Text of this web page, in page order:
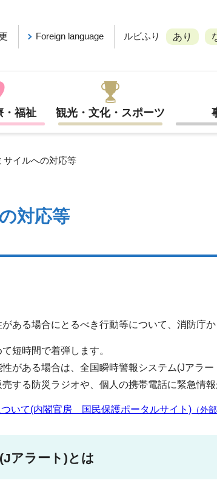
Foreign language ルビふり あり
・福祉 観光・文化・スポーツ
サイルへの対応等
対応等
ある場合にとるべき行動等について、消防庁か
短時間で着弾します。
がある場合は、全国瞬時警報システム(Jアラ
する防災ラジオや、個人の携帯電話に緊急情報
いて(内閣官房 国民保護ポータルサイト) （外
アラート)とは